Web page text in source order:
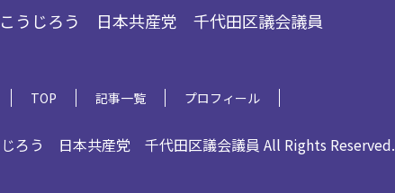
うじろう 日本共産党 千代田区議会議員
TOP 記事一覧 プロフィール
ろう 日本共産党 千代田区議会議員 All Rights Reserved.